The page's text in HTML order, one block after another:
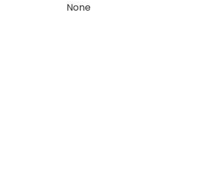
None